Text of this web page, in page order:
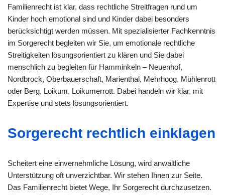
Familienrecht ist klar, dass rechtliche Streitfragen rund um
Kinder hoch emotional sind und Kinder dabei besonders
berücksichtigt werden müssen. Mit spezialisierter Fachkenntnis
im Sorgerecht begleiten wir Sie, um emotionale rechtliche
Streitigkeiten lösungsorientiert zu klären und Sie dabei
menschlich zu begleiten für Hamminkeln – Neuenhof,
Nordbrock, Oberbauerschaft, Marienthal, Mehrhoog, Mühlenrott
oder Berg, Loikum, Loikumerrott. Dabei handeln wir klar, mit
Expertise und stets lösungsorientiert.
Sorgerecht rechtlich einklagen
Scheitert eine einvernehmliche Lösung, wird anwaltliche
Unterstützung oft unverzichtbar. Wir stehen Ihnen zur Seite.
Das Familienrecht bietet Wege, Ihr Sorgerecht durchzusetzen.